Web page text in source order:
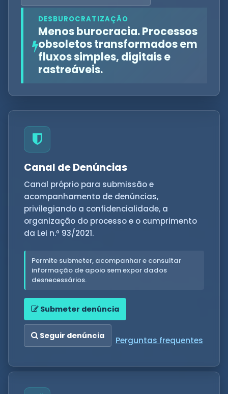
DESBUROCRATIZAÇÃO
Menos burocracia. Processos
obsoletos transformados em
fluxos simples, digitais e
rastreáveis.
Canal de Denúncias
Canal próprio para submissão e
acompanhamento de denúncias,
privilegiando a confidencialidade, a
organização do processo e o cumprimento
da Lei n.º 93/2021.
Permite submeter, acompanhar e consultar
informação de apoio sem expor dados
desnecessários.
Submeter denúncia
Seguir denúncia Perguntas frequentes